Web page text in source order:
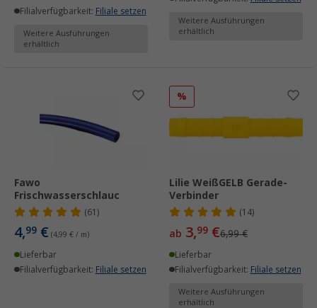
Filialverfügbarkeit: Filiale setzen
Weitere Ausführungen
erhältlich
Weitere Ausführungen
erhältlich
Fawo
Frischwasserschlauc
(61)
4,99 € (4,99 € / m)
Lieferbar
Filialverfügbarkeit: Filiale setzen
%
Lilie WeißGELB Gerade-
Verbinder
(14)
ab 3,99 €6,99 €
Lieferbar
Filialverfügbarkeit: Filiale setzen
Weitere Ausführungen
erhältlich